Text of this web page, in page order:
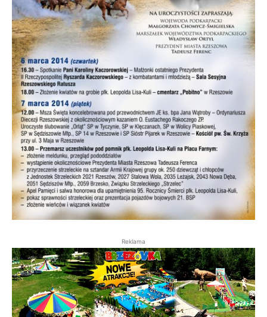
Reklama